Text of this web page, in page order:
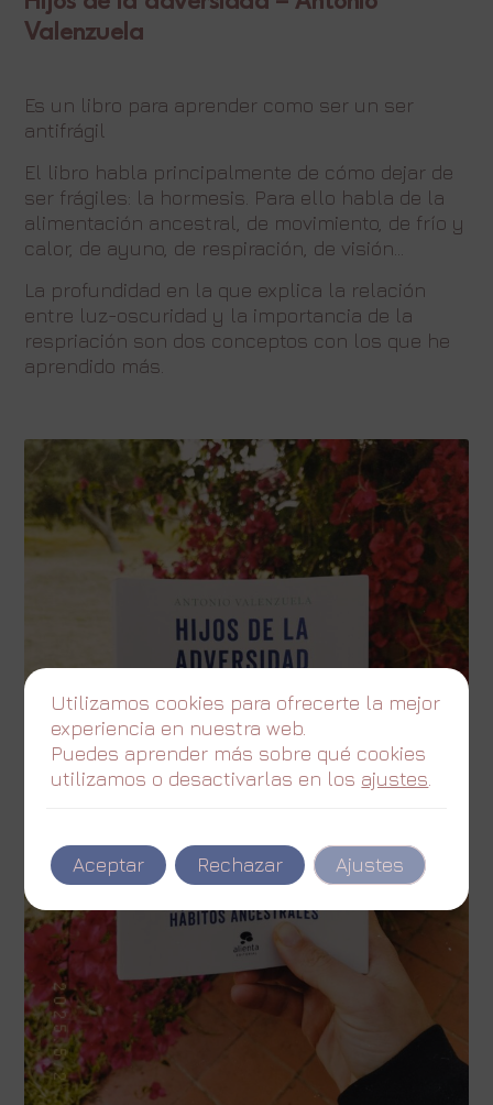
Valenzuela
Es un libro para aprender como ser un ser
antifrágil
El libro habla principalmente de cómo dejar de
ser frágiles: la hormesis. Para ello habla de la
alimentación ancestral, de movimiento, de frío y
calor, de ayuno, de respiración, de visión…
La profundidad en la que explica la relación
entre luz-oscuridad y la importancia de la
respriación son dos conceptos con los que he
aprendido más.
Utilizamos cookies para ofrecerte la mejor
experiencia en nuestra web.
Puedes aprender más sobre qué cookies
utilizamos o desactivarlas en los ajustes
Aceptar Rechazar Ajustes